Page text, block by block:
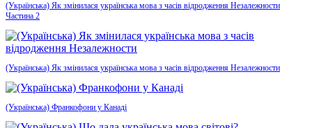
(Українська) Як змінилася українська мова з часів відродження Незалежности
Частина 2
(Українська) Як змінилася українська мова з часів відродження Незалежности
(Українська) Франкофони у Канаді